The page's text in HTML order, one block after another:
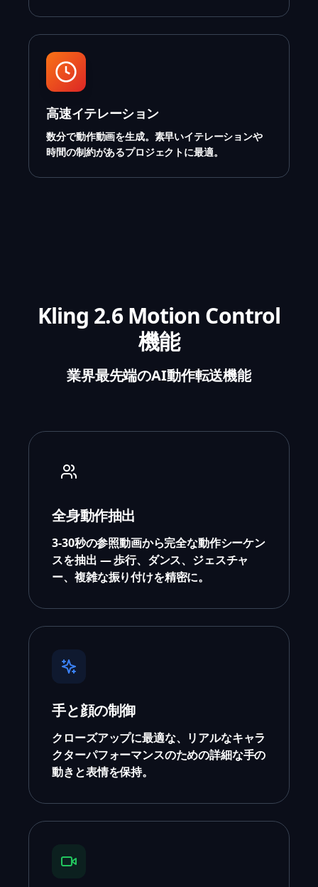
高速イテレーション
数分で動作動画を生成。素早いイテレーションや
時間の制約があるプロジェクトに最適。
Kling 2.6 Motion Control
機能
業界最先端のAI動作転送機能
全身動作抽出
3-30秒の参照動画から完全な動作シーケン
スを抽出 — 歩行、ダンス、ジェスチャ
ー、複雑な振り付けを精密に。
手と顔の制御
クローズアップに最適な、リアルなキャラ
クターパフォーマンスのための詳細な手の
動きと表情を保持。